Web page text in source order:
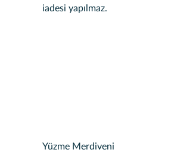
iadesi yapılmaz.
Yüzme Merdiveni